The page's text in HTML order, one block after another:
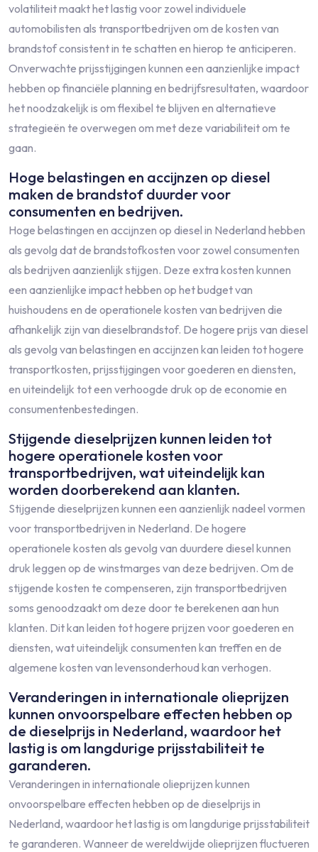
volatiliteit maakt het lastig voor zowel individuele
automobilisten als transportbedrijven om de kosten van
brandstof consistent in te schatten en hierop te anticiperen.
Onverwachte prijsstijgingen kunnen een aanzienlijke impact
hebben op financiële planning en bedrijfsresultaten, waardoor
het noodzakelijk is om flexibel te blijven en alternatieve
strategieën te overwegen om met deze variabiliteit om te
gaan.
Hoge belastingen en accijnzen op diesel
maken de brandstof duurder voor
consumenten en bedrijven.
Hoge belastingen en accijnzen op diesel in Nederland hebben
als gevolg dat de brandstofkosten voor zowel consumenten
als bedrijven aanzienlijk stijgen. Deze extra kosten kunnen
een aanzienlijke impact hebben op het budget van
huishoudens en de operationele kosten van bedrijven die
afhankelijk zijn van dieselbrandstof. De hogere prijs van diesel
als gevolg van belastingen en accijnzen kan leiden tot hogere
transportkosten, prijsstijgingen voor goederen en diensten,
en uiteindelijk tot een verhoogde druk op de economie en
consumentenbestedingen.
Stijgende dieselprijzen kunnen leiden tot
hogere operationele kosten voor
transportbedrijven, wat uiteindelijk kan
worden doorberekend aan klanten.
Stijgende dieselprijzen kunnen een aanzienlijk nadeel vormen
voor transportbedrijven in Nederland. De hogere
operationele kosten als gevolg van duurdere diesel kunnen
druk leggen op de winstmarges van deze bedrijven. Om de
stijgende kosten te compenseren, zijn transportbedrijven
soms genoodzaakt om deze door te berekenen aan hun
klanten. Dit kan leiden tot hogere prijzen voor goederen en
diensten, wat uiteindelijk consumenten kan treffen en de
algemene kosten van levensonderhoud kan verhogen.
Veranderingen in internationale olieprijzen
kunnen onvoorspelbare effecten hebben op
de dieselprijs in Nederland, waardoor het
lastig is om langdurige prijsstabiliteit te
garanderen.
Veranderingen in internationale olieprijzen kunnen
onvoorspelbare effecten hebben op de dieselprijs in
Nederland, waardoor het lastig is om langdurige prijsstabiliteit
te garanderen. Wanneer de wereldwijde olieprijzen fluctueren